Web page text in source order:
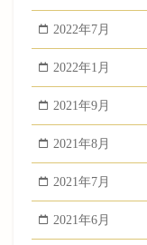
2022年7月
2022年1月
2021年9月
2021年8月
2021年7月
2021年6月